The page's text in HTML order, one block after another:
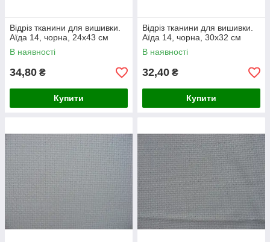
Відріз тканини для вишивки.
Аїда 14, чорна, 24х43 см
В наявності
34,80 ₴
Купити
Відріз тканини для вишивки.
Аїда 14, чорна, 30х32 см
В наявності
32,40 ₴
Купити